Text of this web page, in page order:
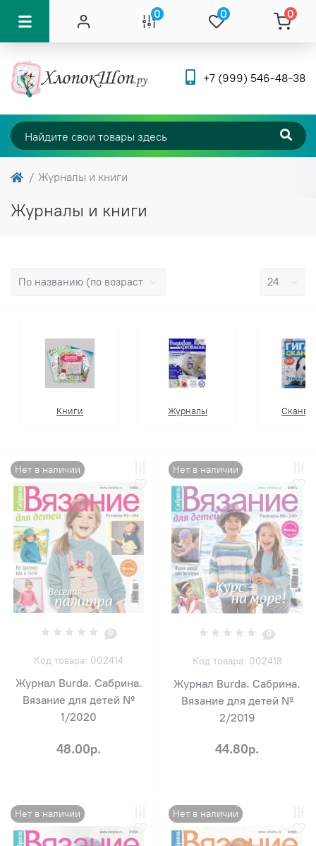
0 0 0
+7 (999) 546-48-38
Журналы и книги
Журналы и книги
Kниги Журналы
Нет в наличии
0
Код товара: 002414
Журнал Burda. Сабрина.
Вязание для детей №
1/2020
48.00р.
Нет в наличии
0
Код товара: 002418
Журнал Burda. Сабрина.
Вязание для детей №
2/2019
44.80р.
Нет в наличии Нет в наличии